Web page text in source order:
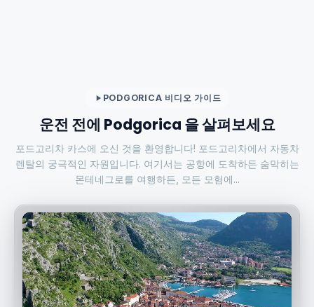
PODGORICA 비디오 가이드
운전 전에 Podgorica 을 살펴보세요
포드고리차 카스에 오신 것을 환영합니다! 포드고리차에서 자동차
렌탈의 궁극적인 자원입니다. 여기서는 공항에 도착하든 숨막히는
몬테네그로를 여행하든, 모든 모험에...